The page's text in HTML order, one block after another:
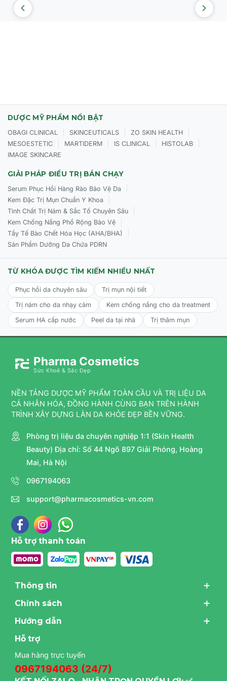
DƯỢC MỸ PHẨM NỔI BẬT
OBAGI CLINICAL SKINCEUTICALS ZO SKIN HEALTH
MESOESTETIC MARTIDERM IS CLINICAL HISTOLAB
IMAGE SKINCARE
GIẢI PHÁP ĐIỀU TRỊ BÁN CHẠY
Serum Phục Hồi Hàng Rào Bảo Vệ Da
Kem Đặc Trị Mụn Chuẩn Y Khoa
Tinh Chất Trị Nám & Sắc Tố Chuyên Sâu
Kem Chống Nắng Phổ Rộng Bảo Vệ
Tẩy Tế Bào Chết Hóa Học (AHA/BHA)
Sản Phẩm Dưỡng Da Chứa PDRN
TỪ KHÓA ĐƯỢC TÌM KIẾM NHIỀU NHẤT
Phục hồi da chuyên sâu
Trị mụn nội tiết
Trị nám cho da nhạy cảm
Kem chống nắng cho da treatment
Serum HA cấp nước
Peel da tại nhà Trị thâm mụn
Pharma Cosmetics
Sức Khoẻ & Sắc Đẹp
NỀN TẢNG DƯỢC MỸ PHẨM TOÀN CẦU VÀ TRỊ LIỆU DA
CÁ NHÂN HÓA, ĐỒNG HÀNH CÙNG BẠN TRÊN HÀNH
TRÌNH XÂY DỰNG LÀN DA KHỎE ĐẸP BỀN VỮNG.
Phòng trị liệu da chuyên nghiệp 1:1 (Skin Health
Beauty) Địa chỉ: Số 44 Ngõ 897 Giải Phóng, Hoàng
Mai, Hà Nội
0967194063
support@pharmacosmetics-vn.com
Hỗ trợ thanh toán
Thông tin
Chính sách
Hướng dẫn
Hỗ trợ
Mua hàng trực tuyến
0967194063 (24/7)